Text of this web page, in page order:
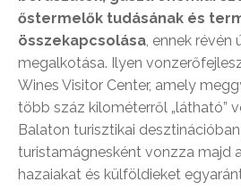
őstermelők tudásának és
összekapcsolása, ennek révén
megalkotása. Ilyen
Wines Visitor Center, amely
több száz kilométerről „látható”
Balaton turisztikai
turistamágnesként vonzza majd
hazaiakat és külföldieket